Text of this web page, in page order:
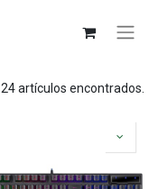
24 artículos encontrados.